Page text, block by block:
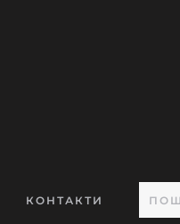
КОНТАКТИ